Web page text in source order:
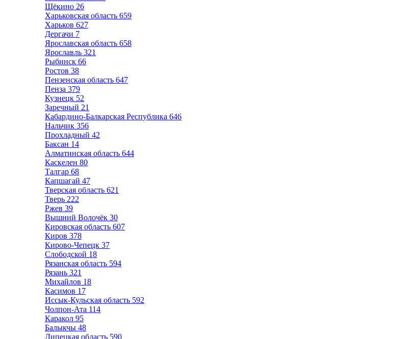
Щёкино 26
Харьковская область 659
Харьков 627
Дергачи 7
Ярославская область 658
Ярославль 321
Рыбинск 66
Ростов 38
Пензенская область 647
Пенза 379
Кузнецк 52
Заречный 21
Кабардино-Балкарская Республика 646
Нальчик 356
Прохладный 42
Баксан 14
Алматинская область 644
Каскелен 80
Талгар 68
Капшагай 47
Тверская область 621
Тверь 222
Ржев 39
Вышний Волочёк 30
Кировская область 607
Киров 378
Кирово-Чепецк 37
Слободской 18
Рязанская область 594
Рязань 321
Михайлов 18
Касимов 17
Иссык-Кульская область 592
Чолпон-Ата 114
Каракол 95
Балыкчы 48
Липецкая область 590